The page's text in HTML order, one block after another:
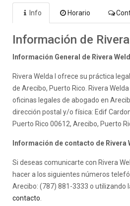
Info Horario
Información de
Información General de Rivera
Rivera Welda I ofrece su práctica
de Arecibo, Puerto Rico. Rivera
oficinas legales de abogado en
dirección postal y/o física: Edif
Puerto Rico 00612, Arecibo, Puerto
Información de contacto de Rivera
Si deseas comunicarte con Rivera
hacer a los siguientes números
Arecibo: (787) 881-3333 o utilizando
contacto